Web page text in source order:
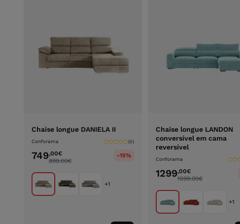
Chaise longue DANIELA II
Conforama (0)
749,00€
899.00€
-15%
+1
Chaise longue LANDON
conversível em cama
reversível
Conforama
1299,00€
1599.00€
+1